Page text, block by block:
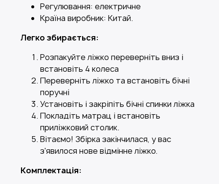
Регулювання: електричне
Країна виробник: Китай.
Легко збирається:
Розпакуйте ліжко переверніть вниз і
встановіть 4 колеса
Переверніть ліжко та встановіть бічні
поручні
Установіть і закріпіть бічні спинки ліжка
Покладіть матрац і встановіть
приліжковий столик.
Вітаємо! Збірка закінчилася, у вас
з'явилося нове відмінне ліжко.
Комплектація: